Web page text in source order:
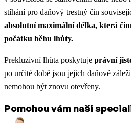
stíhání pro daňový trestný čin
absolutní maximální délka, která
počátku běhu lhůty.
Prekluzivní lhůta poskytuje právní
po určité době jsou jejich daňové
nemohou být znovu otevřeny.
Pomohou vám naši